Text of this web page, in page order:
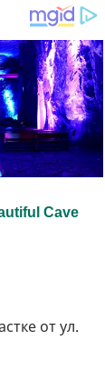
от ул.